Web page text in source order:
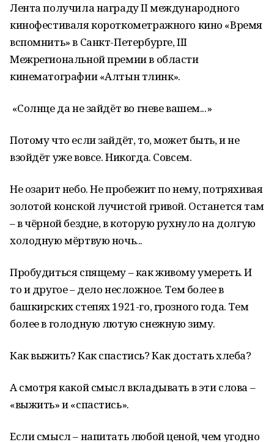
Лента получила награду II международного
кинофестиваля короткометражного кино «Время
вспомнить» в Санкт-Петербурге, III
Межрегиональной премии в области
кинематографии «Алтын тәлинкә».
«Солнце да не зайдёт во гневе вашем...»
Потому что если зайдёт, то, может быть, и не
взойдёт уже вовсе. Никогда. Совсем.
Не озарит небо. Не пробежит по нему, потряхивая
золотой конской лучистой гривой. Останется там
– в чёрной бездне, в которую рухнуло на долгую
холодную мёртвую ночь...
Пробудиться спящему – как живому умереть. И
то и другое – дело несложное. Тем более в
башкирских степях 1921-го, грозного года. Тем
более в голодную лютую снежную зиму.
Как выжить? Как спастись? Как достать хлеба?
А смотря какой смысл вкладывать в эти слова –
«выжить» и «спастись».
Если смысл – напитать любой ценой, чем угодно